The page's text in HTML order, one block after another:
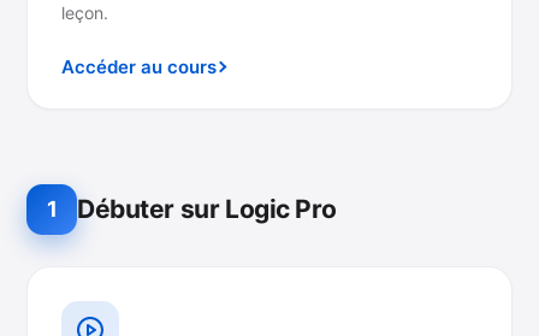
leçon.
Accéder au cours
1 Débuter sur Logic Pro